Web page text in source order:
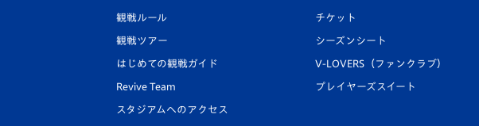
観戦ルール
観戦ツアー
はじめての観戦ガイド
Revive Team
スタジアムへのアクセス
チケット
シーズンシート
V-LOVERS（ファンクラブ）
プレイヤーズスイート